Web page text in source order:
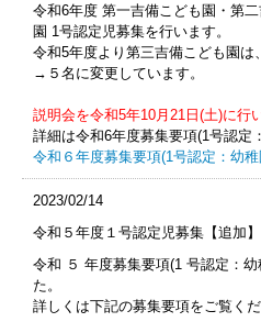
令和6年度 第一吉備こども園・第
園 1号認定児募集を行います。
令和5年度より第三吉備こども園は
→５名に変更しています。
説明会を令和5年10月21日(土)に行
詳細は令和6年度募集要項(1号認定
令和６年度募集要項(1号認定：幼
2023/02/14
令和５年度１号認定児募集【追加】
令和 ５ 年度募集要項(1 号認定：
た。
詳しくは下記の募集要項をご覧くだ